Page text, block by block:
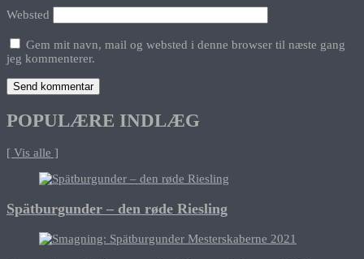
Websted
Gem mit navn, mail og websted i denne browser til næste gang
jeg kommenterer.
POPULÆRE INDLÆG
[ Vis alle ]
Spätburgunder – den røde Riesling